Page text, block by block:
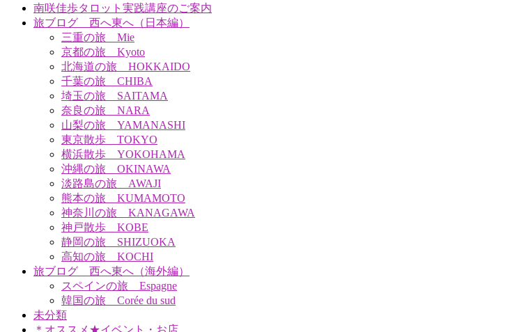
南咲佳歩タロット実践講座のご案内
旅ブログ 西へ東へ（日本編）
三重の旅 Mie
京都の旅 Kyoto
北海道の旅 HOKKAIDO
千葉の旅 CHIBA
埼玉の旅 SAITAMA
奈良の旅 NARA
山梨の旅 YAMANASHI
東京散歩 TOKYO
横浜散歩 YOKOHAMA
沖縄の旅 OKINAWA
淡路島の旅 AWAJI
熊本の旅 KUMAMOTO
神奈川の旅 KANAGAWA
神戸散歩 KOBE
静岡の旅 SHIZUOKA
高知の旅 KOCHI
旅ブログ 西へ東へ（海外編）
スペインの旅 Espagne
韓国の旅 Corée du sud
未分類
＊オススメ★イベント・お店